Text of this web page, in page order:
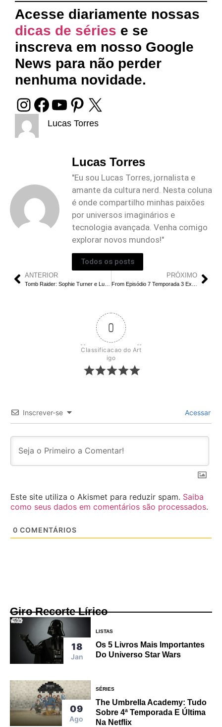
Acesse diariamente nossas
dicas de séries e se
inscreva em nosso Google
News para não perder
nenhuma novidade.
Lucas Torres
Lucas Torres
"Eu sou Lucas Torres, jornalista e
amante da cultura nerd. Nesta coluna
é onde compartilho minhas paixões
por universos imaginários e
tecnologia avançada. Venha comigo
explorar novos mundos!"
Todos os posts
ANTERIOR PRÓXIMO
0
Classificacao do Art
igo
Inscrever-se Acessar
Este site utiliza o Akismet para reduzir spam. Saiba
como seus dados em comentários são processados.
0 COMENTÁRIOS
Giro Recorte Lírico
18
Jan
LISTAS
Os 5 Livros Mais Importantes
Do Universo Star Wars
09
Ago
SÉRIES
The Umbrella Academy: Tudo
Sobre 4ª Temporada E Última
Na Netflix